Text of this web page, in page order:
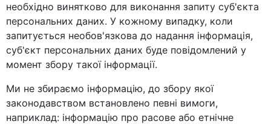
необхідно винятково для виконання запиту суб'єкта
персональних даних. У кожному випадку, коли
запитується необов'язкова до надання інформація,
суб'єкт персональних даних буде повідомлений у
момент збору такої інформації.
Ми не збираємо інформацію, до збору якої
законодавством встановлено певні вимоги,
наприклад: інформацію про расове або етнічне